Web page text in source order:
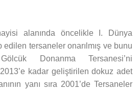
alanında öncelikle I. Dünya
edilen tersaneler onarılmış ve bunu
Donanma Tersanesi’ni
kadar geliştirilen dokuz adet
yanı sıra 2001’de Tersaneler